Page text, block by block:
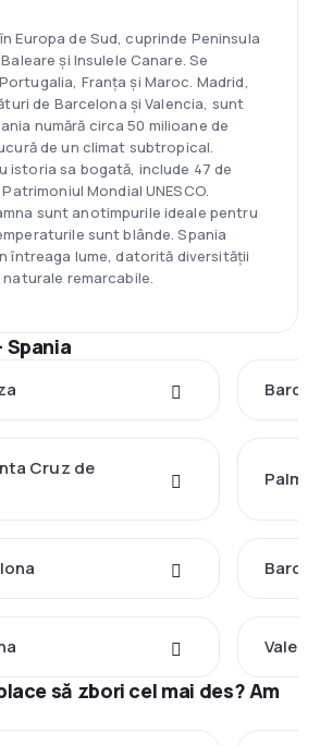
Europa de Sud, cuprinde Peninsula
și Insulele Canare. Se
Franța și Maroc. Madrid,
de Barcelona și Valencia, sunt
numără circa 50 milioane de
de un climat subtropical.
istoria sa bogată, include 47 de
Mondial UNESCO.
sunt anotimpurile ideale pentru
sunt blânde. Spania
întreaga lume, datorită diversității
remarcabile.
Spania
Cruz de
să zbori cel mai des? Am